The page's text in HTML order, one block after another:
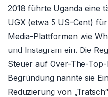
2018 führte Uganda eine
UGX (etwa 5 US-Cent)
Media-Plattformen wie
und Instagram ein. Die
Steuer auf Over-The-
Begründung nannte sie
Reduzierung von